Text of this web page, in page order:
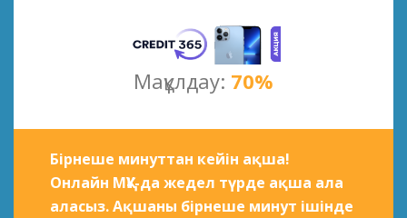
Мақұлдау: 70%
Бірнеше минуттан кейін ақша!
Онлайн МҚҰ-да жедел түрде ақша ала
аласыз. Ақшаны бірнеше минут ішінде